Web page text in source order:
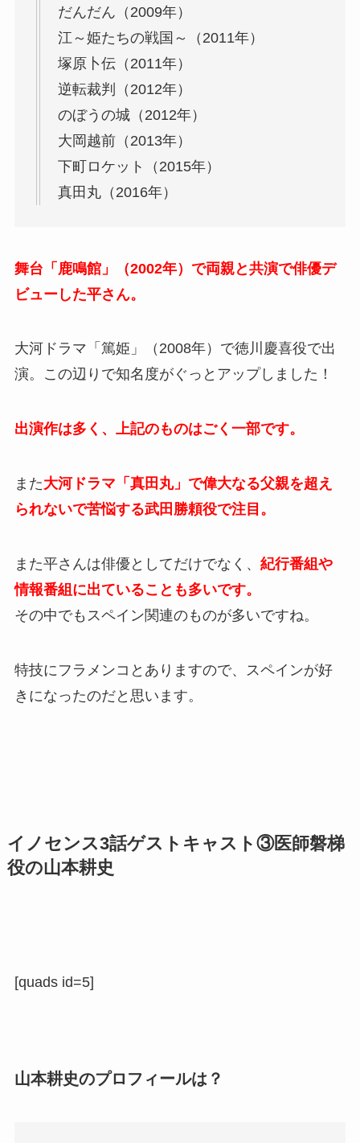
だんだん（2009年）
江～姫たちの戦国～（2011年）
塚原卜伝（2011年）
逆転裁判（2012年）
のぼうの城（2012年）
大岡越前（2013年）
下町ロケット（2015年）
真田丸（2016年）
舞台「鹿鳴館」（2002年）で両親と共演で俳優デ
ビューした平さん。
大河ドラマ「篤姫」（2008年）で徳川慶喜役で出
演。この辺りで知名度がぐっとアップしました！
出演作は多く、上記のものはごく一部です。
また大河ドラマ「真田丸」で偉大なる父親を超え
られないで苦悩する武田勝頼役で注目。
また平さんは俳優としてだけでなく、 紀行番組や
情報番組に出ていることも多いです。
その中でもスペイン関連のものが多いですね。
特技にフラメンコとありますので、スペインが好
きになったのだと思います。
イノセンス3話ゲストキャスト③医師磐梯
役の山本耕史
[quads id=5]
山本耕史のプロフィールは？